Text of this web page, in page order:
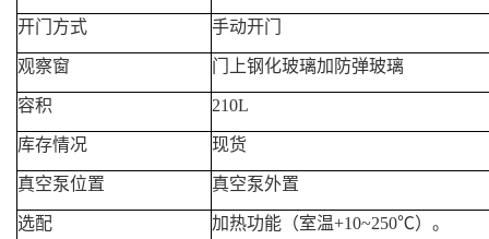
开门方式 手动开门
观察窗 门上钢化玻璃加防弹玻璃
容积 210L
库存情况 现货
真空泵位置 真空泵外置
选配 加热功能（室温+10~250℃）。